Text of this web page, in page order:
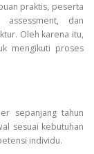
praktis, peserta
assessment, dan
Oleh karena itu,
mengikuti proses
sepanjang tahun
sesuai kebutuhan
individu.